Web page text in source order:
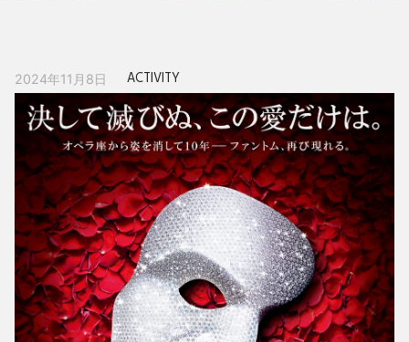
2024年11月8日 ACTIVITY